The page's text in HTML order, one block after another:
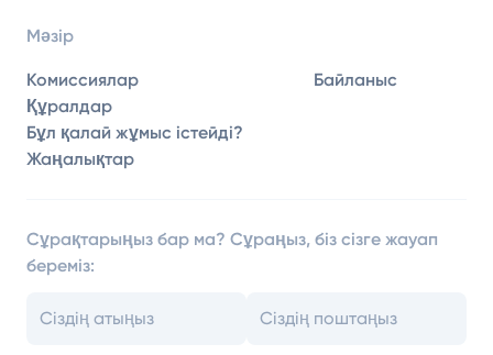
Мәзір
Комиссиялар
Құралдар
Бұл қалай жұмыс істейді?
Жаңалықтар
Байланыс
Сұрақтарыңыз бар ма? Сұраңыз, біз сізге жауап
береміз: